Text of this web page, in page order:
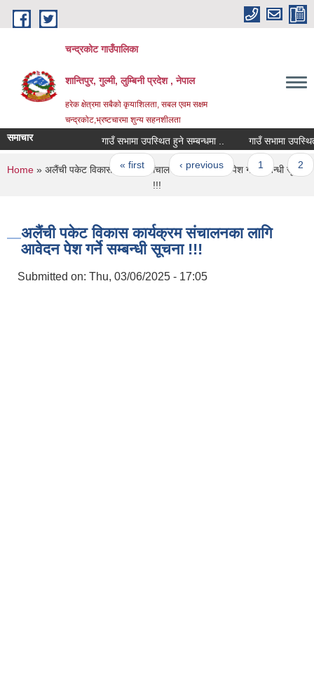
Skip to main content
चन्द्रकोट गाउँपालिका
शान्तिपुर, गुल्मी, लुम्बिनी प्रदेश , नेपाल
हरेक क्षेत्रमा सबैको कृयाशिलता, सबल एवम सक्षम
चन्द्रकोट,भ्रष्टचारमा शुन्य सहनशीलता
समाचार गाउँ सभामा उपस्थित हुने सम्बन्धमा .. गाउँ सभामा उपस्थित
Pages
« first ‹ previous 1 2
You are here
Home » अलैंची पकेट विकास कार्यक्रम संचालनका लागि आवेदन पेश गर्ने सम्बन्धी सूचना
!!!
अलैंची पकेट विकास कार्यक्रम संचालनका लागि
आवेदन पेश गर्ने सम्बन्धी सूचना !!!
Submitted on: Thu, 03/06/2025 - 17:05